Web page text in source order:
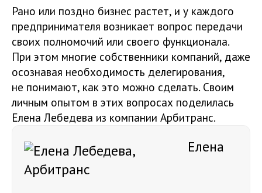
Рано или поздно бизнес растет, и у каждого
предпринимателя возникает вопрос передачи
своих полномочий или своего функционала.
При этом многие собственники компаний, даже
осознавая необходимость делегирования,
не понимают, как это можно сделать. Своим
личным опытом в этих вопросах поделилась
Елена Лебедева из компании Арбитранс.
Елена